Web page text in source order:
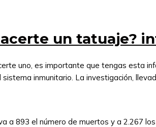
un tatuaje?
uno, es importante que tengas esta
inmunitario. La investigación,